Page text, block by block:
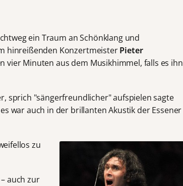
ein Traum an Schönklang und
hinreißenden KonzertmeisterPieter
vier Minuten aus dem Musikhimmel, falls es ihn
sprich "sängerfreundlicher" aufspielen sagte
war auch in der brillanten Akustik der Essener
zu
auch zur